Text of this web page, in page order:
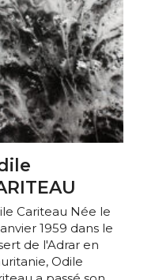
Cariteau Née le
1959 dans le
de l'Adrar en
Odile